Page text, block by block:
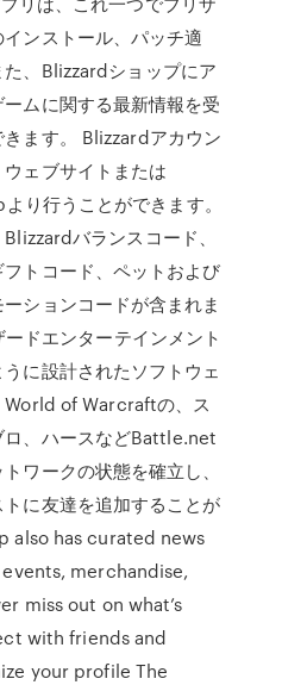
ンストール、パッチ適
、Blizzardショップにア
ムに関する最新情報を受
ます。 Blizzardアカウン
ェブサイトまたは
り行うことができます。
バランスコード、
トコード、ペットおよび
ションコードが含まれま
ドエンターテインメント
に設計されたソフトウェ
World of Warcraftの、ス
ロ、ハースなどBattle.net
ワークの状態を確立し、
に友達を追加することが
also has curated news
merchandise,
miss out on what’s
with friends and
your profile The